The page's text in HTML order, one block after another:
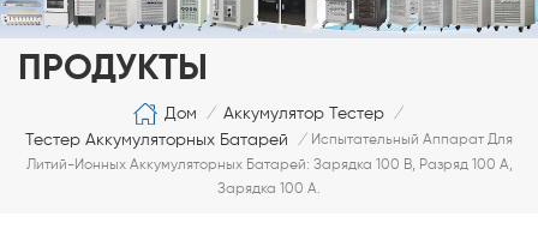
ПРОДУКТЫ
Дом / Аккумулятор Тестер /
Тестер Аккумуляторных Батарей / Испытательный Аппарат Для
Литий-Ионных Аккумуляторных Батарей: Зарядка 100 В, Разряд 100 А,
Зарядка 100 А.